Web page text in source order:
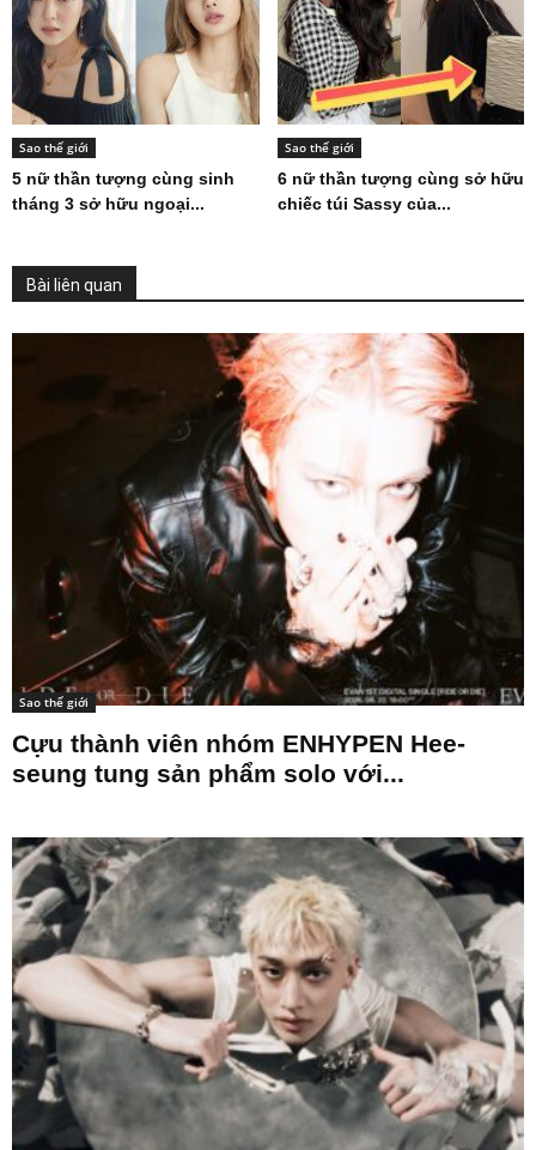
Sao thế giới
5 nữ thần tượng cùng sinh
tháng 3 sở hữu ngoại...
Sao thế giới
6 nữ thần tượng cùng sở hữu
chiếc túi Sassy của...
Bài liên quan
Sao thế giới
Cựu thành viên nhóm ENHYPEN Hee-
seung tung sản phẩm solo với...